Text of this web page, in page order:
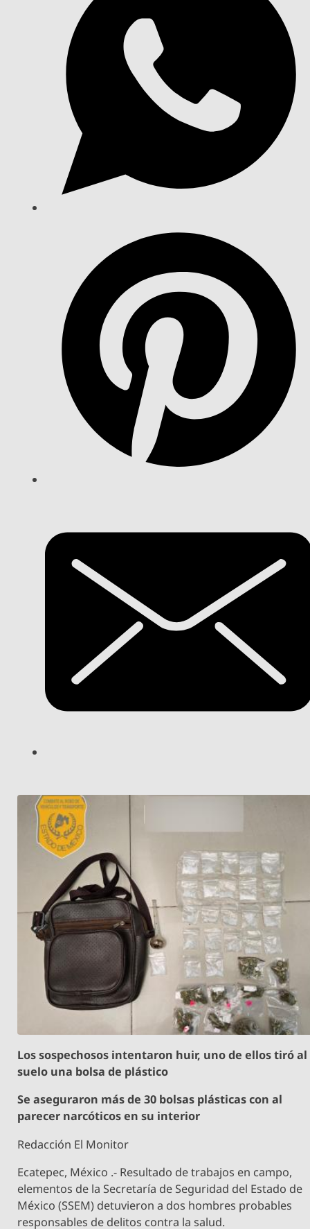
Los sospechosos intentaron huir, uno de ellos tiró al
suelo una bolsa de plástico
Se aseguraron más de 30 bolsas plásticas con al
parecer narcóticos en su interior
Redacción El Monitor
Ecatepec, México .- Resultado de trabajos en campo,
elementos de la Secretaría de Seguridad del Estado de
México (SSEM) detuvieron a dos hombres probables
responsables de delitos contra la salud.